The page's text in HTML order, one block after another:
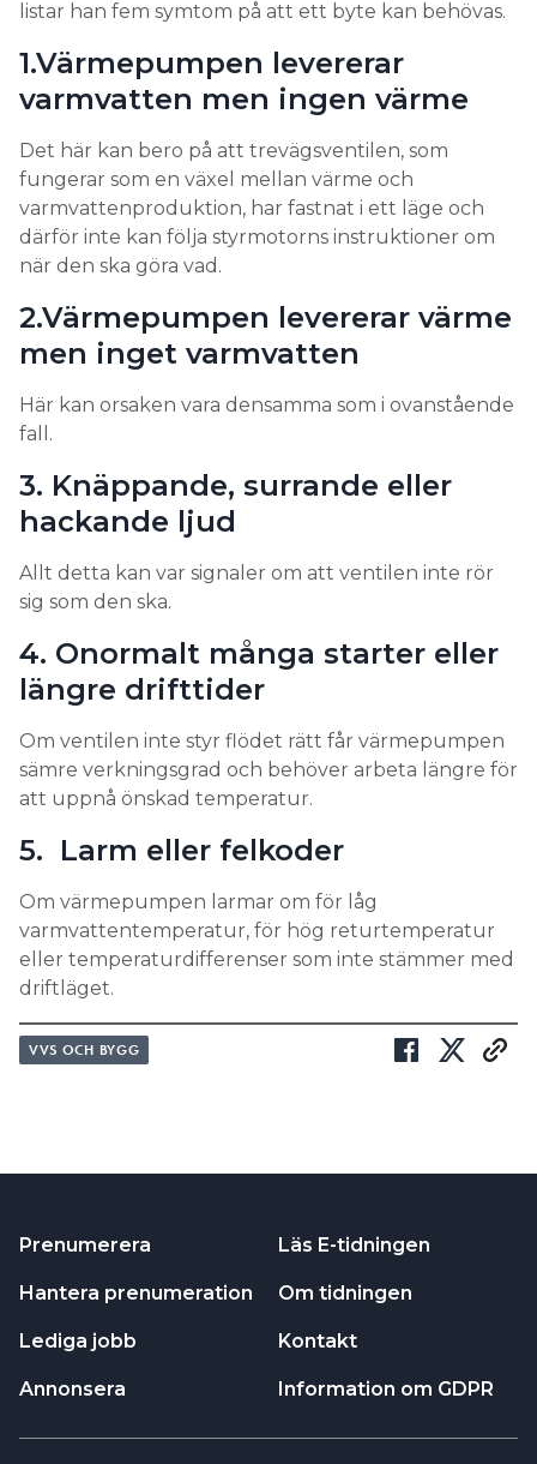
listar han fem symtom på att ett byte kan behövas.
1.Värmepumpen levererar
varmvatten men ingen värme
Det här kan bero på att trevägsventilen, som
fungerar som en växel mellan värme och
varmvattenproduktion, har fastnat i ett läge och
därför inte kan följa styrmotorns instruktioner om
när den ska göra vad.
2.Värmepumpen levererar värme
men inget varmvatten
Här kan orsaken vara densamma som i ovanstående
fall.
3. Knäppande, surrande eller
hackande ljud
Allt detta kan var signaler om att ventilen inte rör
sig som den ska.
4. Onormalt många starter eller
längre drifttider
Om ventilen inte styr flödet rätt får värmepumpen
sämre verkningsgrad och behöver arbeta längre för
att uppnå önskad temperatur.
5. Larm eller felkoder
Om värmepumpen larmar om för låg
varmvattentemperatur, för hög returtemperatur
eller temperaturdifferenser som inte stämmer med
driftläget.
VVS OCH BYGG
Prenumerera
Hantera prenumeration
Lediga jobb
Annonsera
Läs E-tidningen
Om tidningen
Kontakt
Information om GDPR